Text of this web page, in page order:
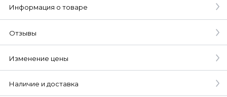
Информация о товаре
Отзывы
Изменение цены
Наличие и доставка